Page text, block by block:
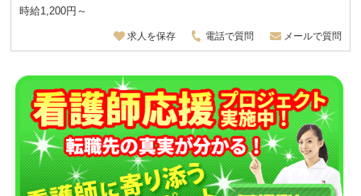
時給1,200円～
求人を保存 電話で質問 メールで質問